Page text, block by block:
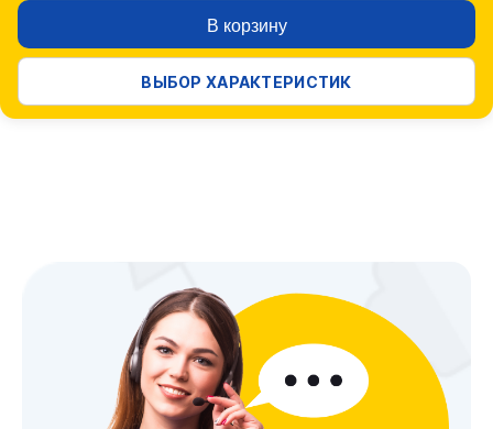
В корзину
ВЫБОР ХАРАКТЕРИСТИК